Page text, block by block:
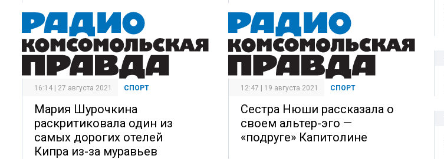
16:14 | 27 августа 2021 СПОРТ
Мария Шурочкина
раскритиковала один из
самых дорогих отелей
Кипра из-за муравьев
12:47 | 19 августа 2021 СПОРТ
Сестра Нюши рассказала о
своем альтер-эго —
«подруге» Капитолине